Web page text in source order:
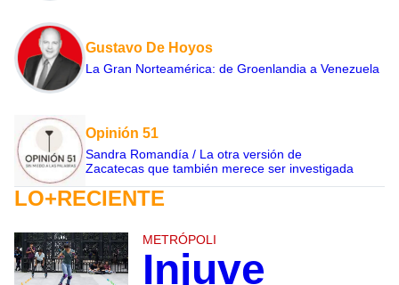
Gustavo De Hoyos
La Gran Norteamérica: de Groenlandia a Venezuela
Opinión 51
Sandra Romandía / La otra versión de
Zacatecas que también merece ser investigada
LO+RECIENTE
METRÓPOLI
Injuve